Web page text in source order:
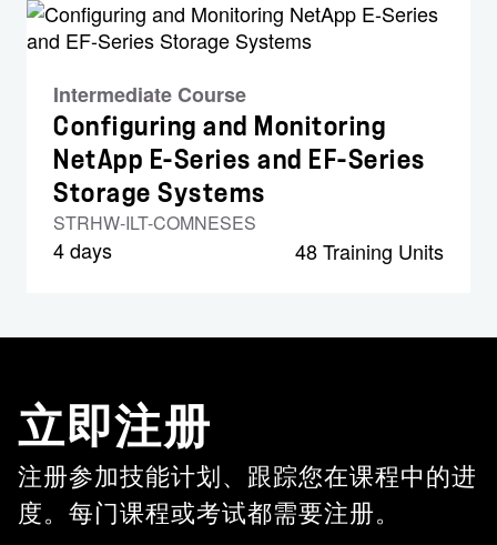
Intermediate Course
Configuring and Monitoring
NetApp E-Series and EF-Series
Storage Systems
STRHW-ILT-COMNESES
4 days 48 Training Units
立即注册
注册参加技能计划、跟踪您在课程中的进
度。每门课程或考试都需要注册。